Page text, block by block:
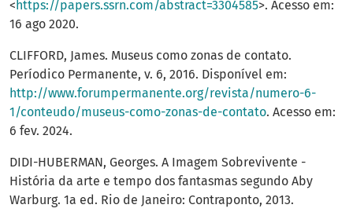
< https://papers.ssrn.com/abstract=3304585>. Acesso em:
16 ago 2020.
CLIFFORD, James. Museus como zonas de contato.
Períodico Permanente, v. 6, 2016. Disponível em:
http://www.forumpermanente.org/revista/numero-6-
1/conteudo/museus-como-zonas-de-contato. Acesso em:
6 fev. 2024.
DIDI-HUBERMAN, Georges. A Imagem Sobrevivente -
História da arte e tempo dos fantasmas segundo Aby
Warburg. 1a ed. Rio de Janeiro: Contraponto, 2013.